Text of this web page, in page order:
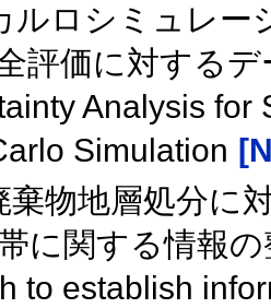
ルロシミュレー
評価に対する
Analysis for
Simulation
棄物地層処分に
に関する情報
to establish